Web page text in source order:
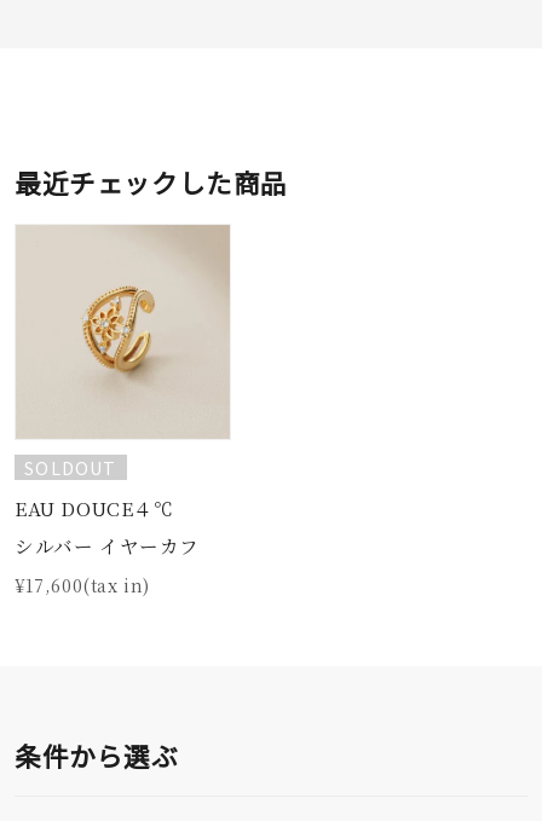
最近チェックした商品
SOLDOUT
EAU DOUCE４℃
シルバー イヤーカフ
¥17,600(tax in)
条件から選ぶ